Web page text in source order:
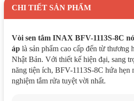
CHI TIẾT SẢN PHẨM
Vòi sen tắm INAX BFV-1113S-8C
áp là sản phẩm cao cấp đến từ
Nhật Bản. Với thiết kế hiện đại, sang
năng tiện ích, BFV-1113S-8C hứa hẹn
nghiệm tắm rửa tuyệt vời nhất.